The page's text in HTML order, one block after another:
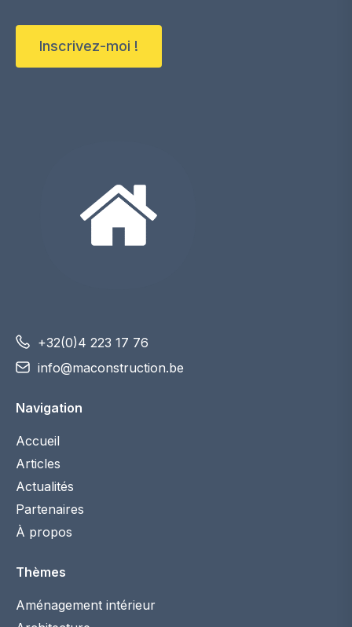
Inscrivez-moi !
+32(0)4 223 17 76
info@maconstruction.be
Navigation
Accueil
Articles
Actualités
Partenaires
À propos
Thèmes
Aménagement intérieur